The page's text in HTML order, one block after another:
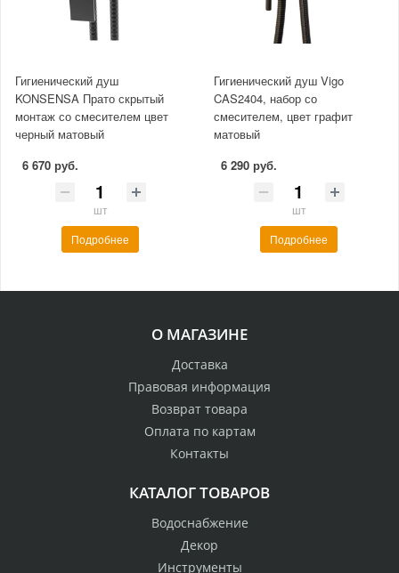
Гигиенический душ
KONSENSA Прато скрытый
монтаж со смесителем цвет
черный матовый
6 670 руб.
шт
Подробнее
Гигиенический душ Vigo
CAS2404, набор со
смесителем, цвет графит
матовый
6 290 руб.
шт
Подробнее
О МАГАЗИНЕ
Доставка
Правовая информация
Возврат товара
Оплата по картам
Контакты
КАТАЛОГ ТОВАРОВ
Водоснабжение
Декор
Инструменты